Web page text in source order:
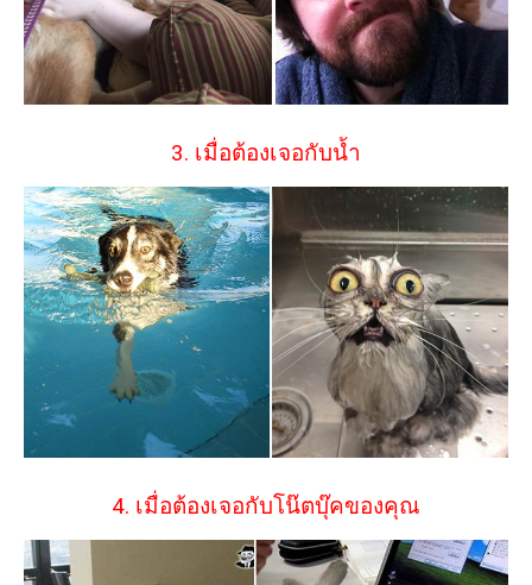
3. เมื่อต้องเจอกับน้ำ
4. เมื่อต้องเจอกับโน๊ตบุ๊คของคุณ